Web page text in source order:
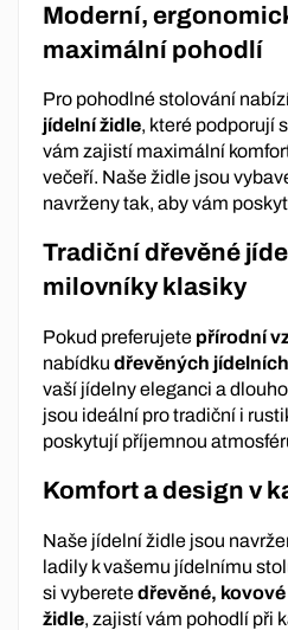
Moderní,
maximální pohodlí
Pro pohodlné stolování
jídelní židle, které podporují
vám zajistí maximální
večeří. Naše židle jsou
navrženy tak, aby vám
Tradiční dřevěné
milovníky klasiky
Pokud preferujete přírodní
nabídku dřevěných
vaší jídelny eleganci a
jsou ideální pro tradiční i
poskytují příjemnou
Komfort a design v
Naše jídelní židle jsou
ladily k vašemu jídelnímu
si vyberetedřevěné, kovové
židle, zajistí vám pohodlí při